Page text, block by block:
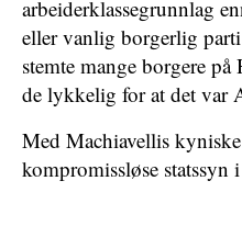
arbeiderklassegrunnlag
eller vanlig borgerlig
stemte mange borgere
de lykkelig for at det var
Med Machiavellis
kompromissløse statssyn